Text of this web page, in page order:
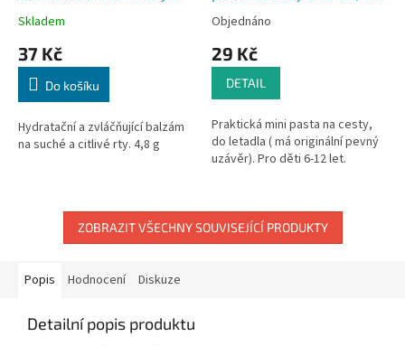
Skladem
37 Kč
Do košíku
Hydratační a zvláčňující balzám
na suché a citlivé rty. 4,8 g
ml
Objednáno
29 Kč
DETAIL
Praktická mini pasta na cesty,
do letadla ( má originální pevný
uzávěr). Pro děti 6-12 let.
ZOBRAZIT VŠECHNY SOUVISEJÍCÍ PRODUKTY
Popis Hodnocení Diskuze
Detailní popis produktu